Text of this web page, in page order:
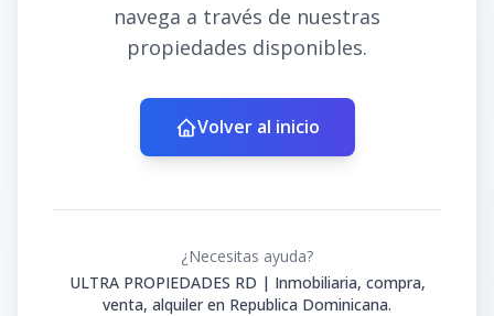
navega a través de nuestras
propiedades disponibles.
Volver al inicio
¿Necesitas ayuda?
ULTRA PROPIEDADES RD | Inmobiliaria, compra,
venta, alquiler en Republica Dominicana.